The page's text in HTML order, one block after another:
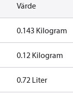
Värde
0.143 Kilogram
0.12 Kilogram
0.72 Liter